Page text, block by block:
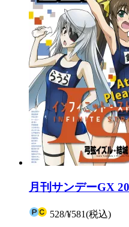
月刊サンデーGX
528/¥581(税込)